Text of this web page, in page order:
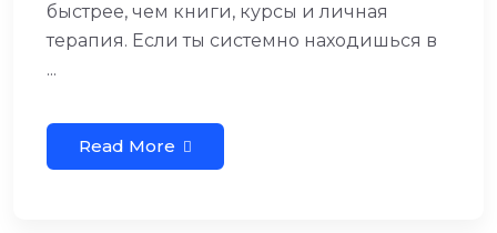
быстрее, чем книги, курсы и личная
терапия. Если ты системно находишься в
...
Read More